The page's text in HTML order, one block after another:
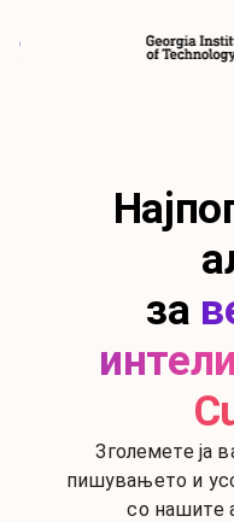
за
Зголемете ја
пишувањето и
со нашите